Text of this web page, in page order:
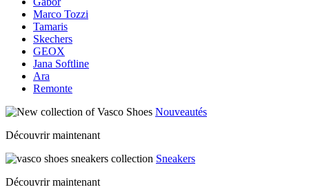
Marco Tozzi
Tamaris
Skechers
GEOX
Jana Softline
Ara
Remonte
Nouveautés
Découvrir maintenant
Sneakers
Découvrir maintenant